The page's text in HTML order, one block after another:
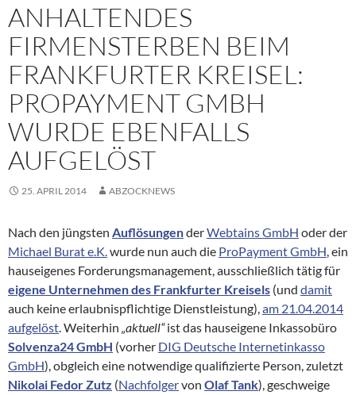
ANHALTENDES
FIRMENSTERBEN BEIM
FRANKFURTER KREISEL:
PROPAYMENT GMBH
WURDE EBENFALLS
AUFGELÖST
25. APRIL 2014 ABZOCKNEWS
Nach den jüngsten AuflösungenderWebtains GmbH oder der
Michael Burat e.K.wurde nun auch die ProPayment GmbH, ein
hauseigenes Forderungsmanagement, ausschließlich tätig für
eigene Unternehmen des Frankfurter Kreisels (und damit
auch keine erlaubnispflichtige Dienstleistung),am 21.04.2014
aufgelöst. Weiterhin „aktuell“ist das hauseigene Inkassobüro
Solvenza24 GmbH (vorher DIG Deutsche Internetinkasso
GmbH), obgleich eine notwendige qualifizierte Person, zuletzt
Nikolai Fedor Zutz (Nachfolgervon Olaf Tank), geschweige